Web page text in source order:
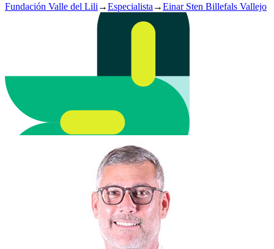
Fundación Valle del Lili →Especialista →Einar Sten Billefals Vallejo